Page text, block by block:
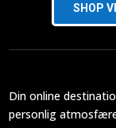
SHOP
Din online
personlig